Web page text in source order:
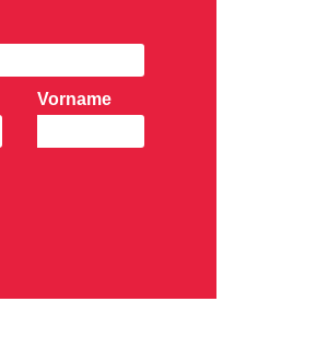
Vorname